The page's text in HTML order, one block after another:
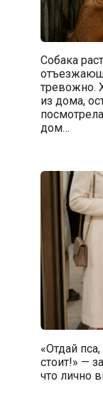
Собака
тревожно.
из дома,
дом…
«Отдай
стоит!» —
что лично